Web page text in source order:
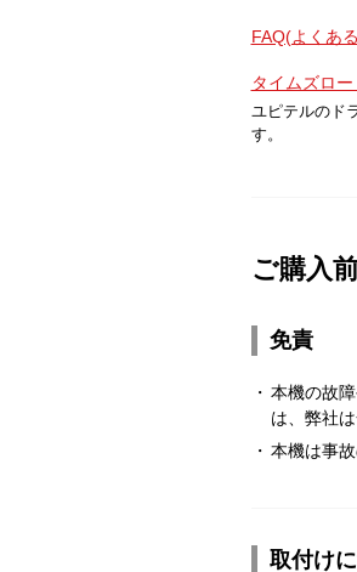
FAQ(よくあ
タイムズロ
ユピテルのド
す。
ご購入
免責
・ 本機の故
は、弊社
・ 本機は事
取付け